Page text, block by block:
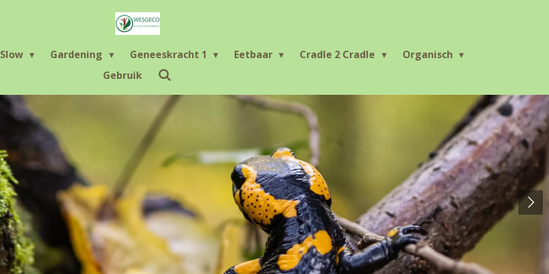
Slow Gardening Geneeskracht 1 Eetbaar Cradle 2 Cradle
Organisch
Gebruik